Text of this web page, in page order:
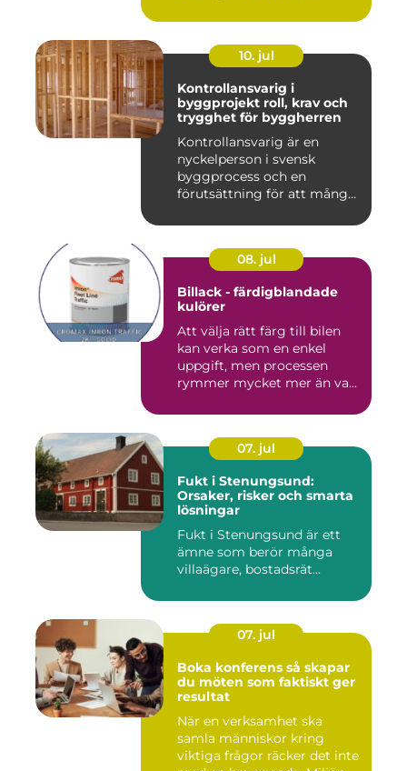
10. jul
Kontrollansvarig i
byggprojekt roll, krav och
trygghet för byggherren
Kontrollansvarig är en
nyckelperson i svensk
byggprocess och en
förutsättning för att många
08. jul
Billack - färdigblandade
kulörer
Att välja rätt färg till bilen
kan verka som en enkel
uppgift, men processen
rymmer mycket mer än va...
07. jul
Fukt i Stenungsund:
Orsaker, risker och smarta
lösningar
Fukt i Stenungsund är ett
ämne som berör många
villaägare, bostadsrät...
07. jul
Boka konferens så skapar
du möten som faktiskt ger
resultat
När en verksamhet ska
samla människor kring
viktiga frågor räcker det inte